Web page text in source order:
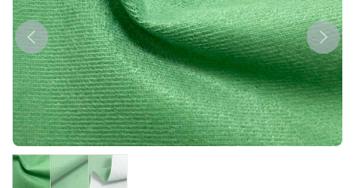
Previous Next